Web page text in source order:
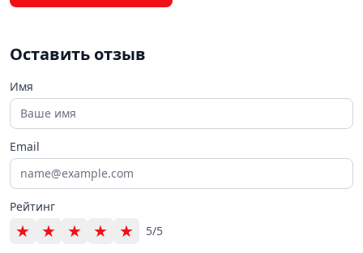
Оставить отзыв
Имя
Email
Рейтинг
★ ★ ★ ★ ★
5/5